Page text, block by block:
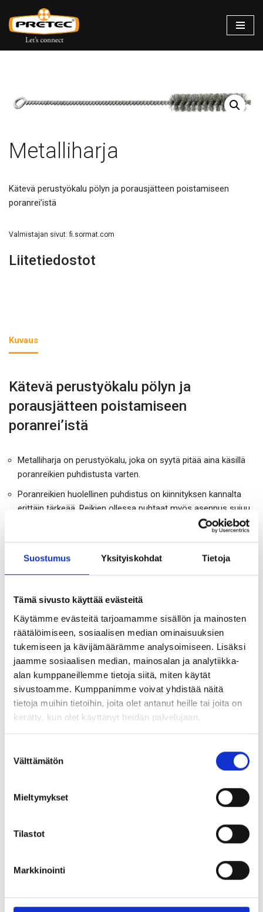
Suostumus Yksityiskohdat Tietoja
Tämä sivusto käyttää evästeitä
Käytämme evästeitä tarjoamamme sisällön ja mainosten
räätälöimiseen, sosiaalisen median ominaisuuksien
tukemiseen ja kävijämäärämme analysoimiseen. Lisäksi
jaamme sosiaalisen median, mainosalan ja analytiikka-
alan kumppaneillemme tietoja siitä, miten käytät
sivustoamme. Kumppanimme voivat yhdistää näitä
tietoja muihin tietoihin, joita olet antanut heille tai joita on
kerätty, kun olet käyttänyt heidän palvelujaan.
valinta
Välttämätön
Mieltymykset
Tilastot
Markkinointi
Siirry
suoraan
Metalliharja
Kätevä perustyökalu pölyn ja porausjätteen poistamiseen
poranrei’istä
Valmistajan sivut:fi.sormat.com
Liitetiedostot
Kuvaus
Kätevä perustyökalu pölyn ja
porausjätteen poistamiseen
poranrei’istä
Metalliharja on perustyökalu, joka on syytä pitää aina käsillä
poranreikien puhdistusta varten.
Poranreikien huolellinen puhdistus on kiinnityksen kannalta
erittäin tärkeää. Reikien ollessa puhtaat myös asennus sujuu.
Jos reikää ei puhdisteta, kiinnitys voi heikentyä jopa 50
prosenttia.
Valikoiman neljä eri metalliharjakokoa sopivat yleisimpiin
poranreikäkokoihin.
Käytä harjaa IPUM-puhalluspumpun kanssa. Näin saat
metalliharjalla ja puhalla vielä pumpulla kahdesti.
Tutustu myös
Puristimet